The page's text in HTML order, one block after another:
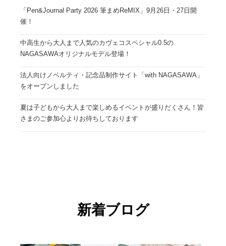
「Pen&Journal Party 2026 筆まめReMIX」9月26日・27日開
催！
中高生から大人まで人気のカヴェコスペシャル0.5の
NAGASAWAオリジナルモデル登場！
法人向けノベルティ・記念品制作サイト「with NAGASAWA」
をオープンしました
夏は子どもから大人まで楽しめるイベントが盛りだくさん！皆
さまのご参加心よりお待ちしております
新着ブログ